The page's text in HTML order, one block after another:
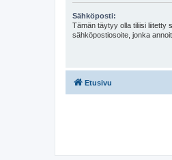
Sähköposti:
Tämän täytyy olla tiliisi liitetty
sähköpostiosoite, jonka
Etusivu